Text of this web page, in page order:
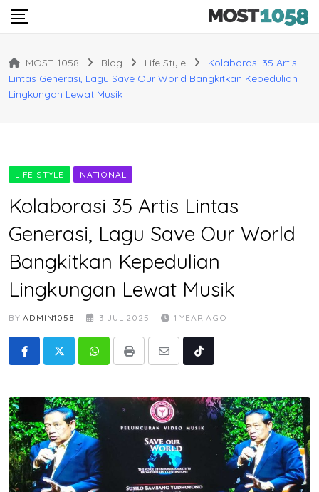
Skip
MOST 1058 Blog Life Style
Kolaborasi 35 Artis
Lintas Generasi, Lagu Save Our World Bangkitkan Kepedulian
Lingkungan Lewat Musik
LIFE STYLE NATIONAL
Kolaborasi 35 Artis Lintas
Generasi, Lagu Save Our World
Bangkitkan Kepedulian
Lingkungan Lewat Musik
BYADMIN1058 3 JUL 2025 1 YEAR AGO
WhatsappPrint
Share
Tiktok